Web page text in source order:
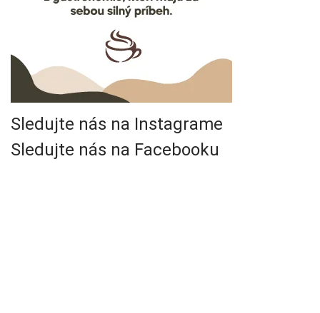
Sledujte nás na Instagrame
Sledujte nás na Facebooku